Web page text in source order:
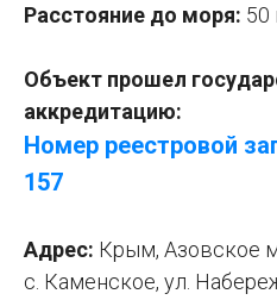
Расстояние до моря: 50
Объект прошел
аккредитацию:
Номер реестровой
157
Адрес: Крым, Азовское
с. Каменское, ул.